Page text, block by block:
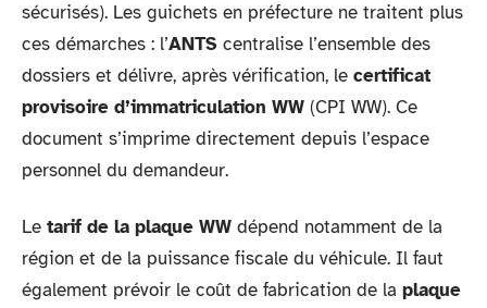
sécurisés). Les guichets en préfecture ne traitent plus
ces démarches : l’ANTS centralise l’ensemble des
dossiers et délivre, après vérification, le certificat
provisoire d’immatriculation WW (CPI WW). Ce
document s’imprime directement depuis l’espace
personnel du demandeur.
Le tarif de la plaque WW dépend notamment de la
région et de la puissance fiscale du véhicule. Il faut
également prévoir le coût de fabrication de la plaque